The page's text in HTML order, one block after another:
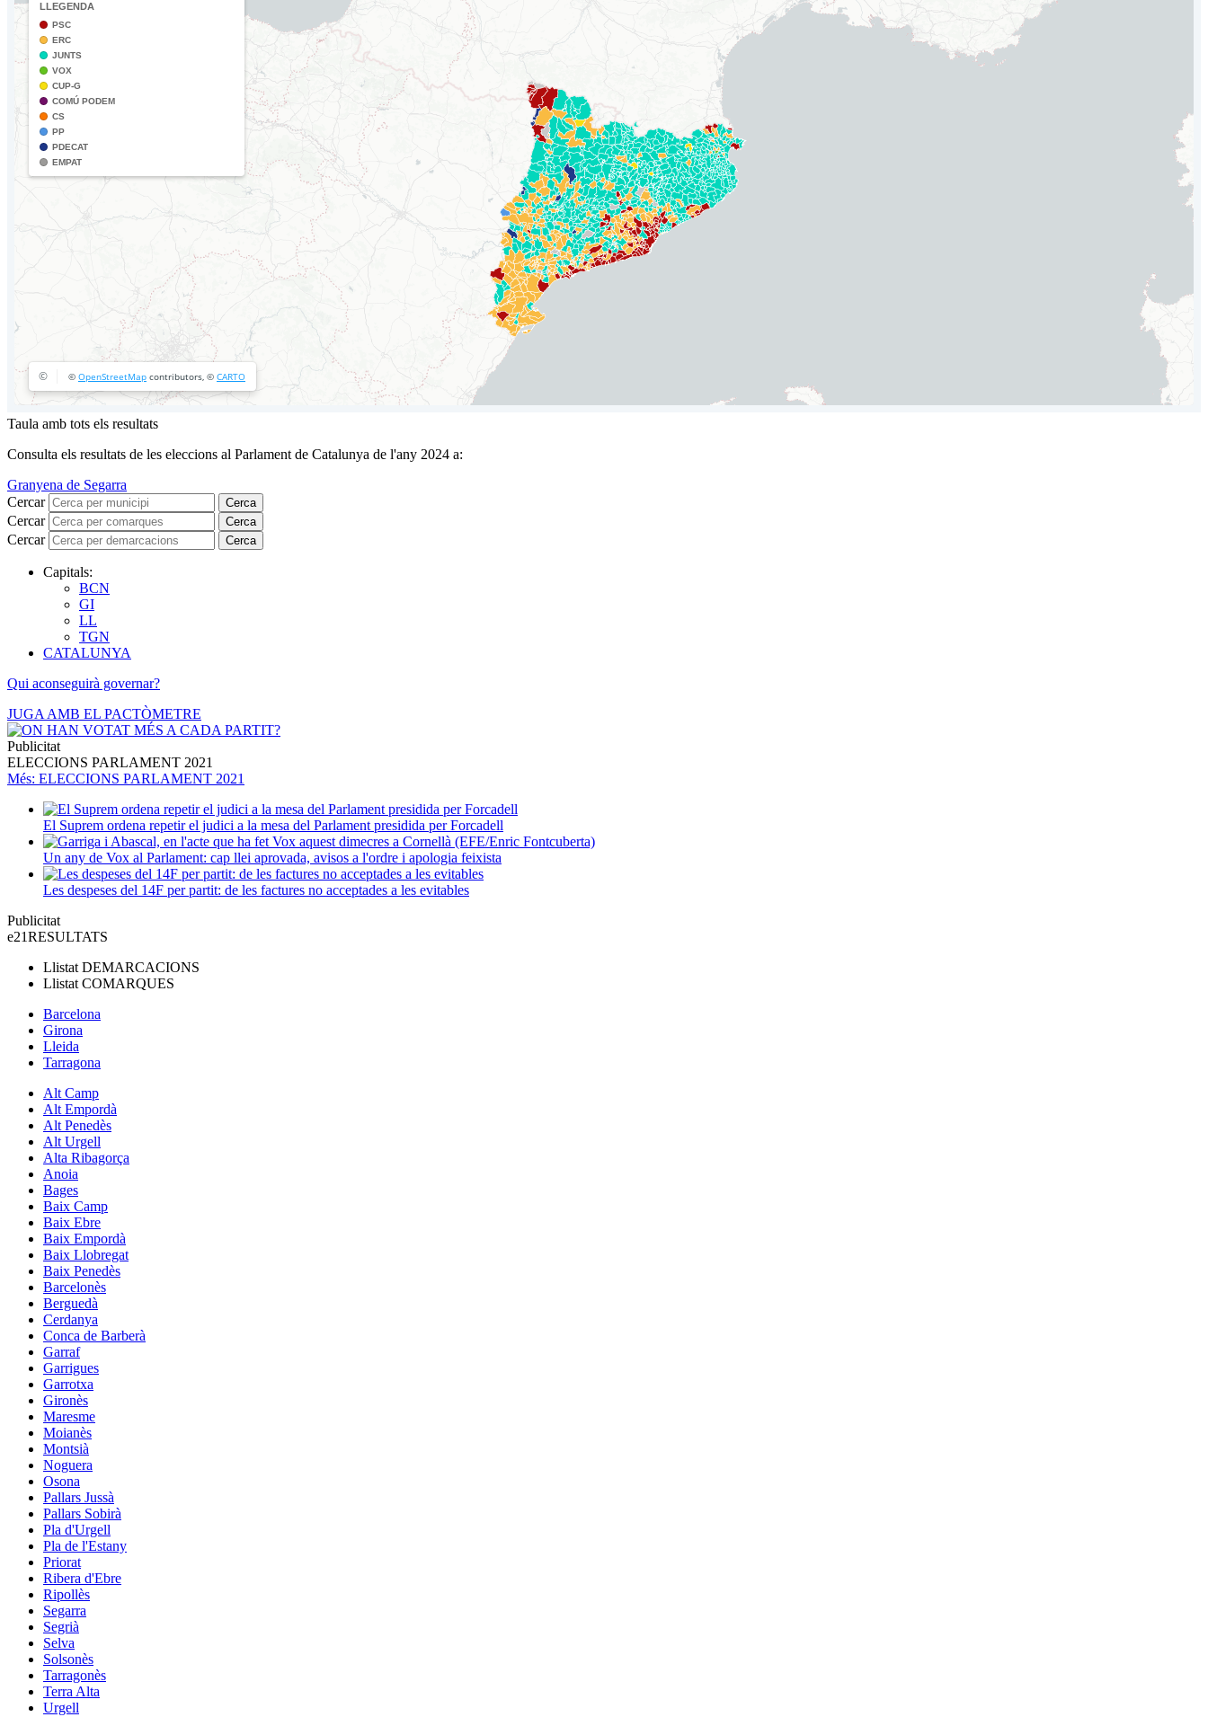
Taula amb tots els resultats
Consulta els resultats de les eleccions al Parlament de Catalunya de l'any 2024 a:
Granyena de Segarra
Cercar
Cerca
Cercar Cerca
Cercar Cerca
Capitals:
BCN
GI
LL
TGN
CATALUNYA
Qui aconseguirà governar?
JUGA AMB EL PACTÒMETRE
Publicitat
ELECCIONS PARLAMENT 2021
Més: ELECCIONS PARLAMENT 2021
El Suprem ordena repetir el judici a la mesa del Parlament presidida per Forcadell
Un any de Vox al Parlament: cap llei aprovada, avisos a l'ordre i apologia feixista
Les despeses del 14F per partit: de les factures no acceptades a les evitables
Publicitat
e21RESULTATS
Llistat DEMARCACIONS
Llistat COMARQUES
Barcelona
Girona
Lleida
Tarragona
Alt Camp
Alt Empordà
Alt Penedès
Alt Urgell
Alta Ribagorça
Anoia
Bages
Baix Camp
Baix Ebre
Baix Empordà
Baix Llobregat
Baix Penedès
Barcelonès
Berguedà
Cerdanya
Conca de Barberà
Garraf
Garrigues
Garrotxa
Gironès
Maresme
Moianès
Montsià
Noguera
Osona
Pallars Jussà
Pallars Sobirà
Pla d'Urgell
Pla de l'Estany
Priorat
Ribera d'Ebre
Ripollès
Segarra
Segrià
Selva
Solsonès
Tarragonès
Terra Alta
Urgell